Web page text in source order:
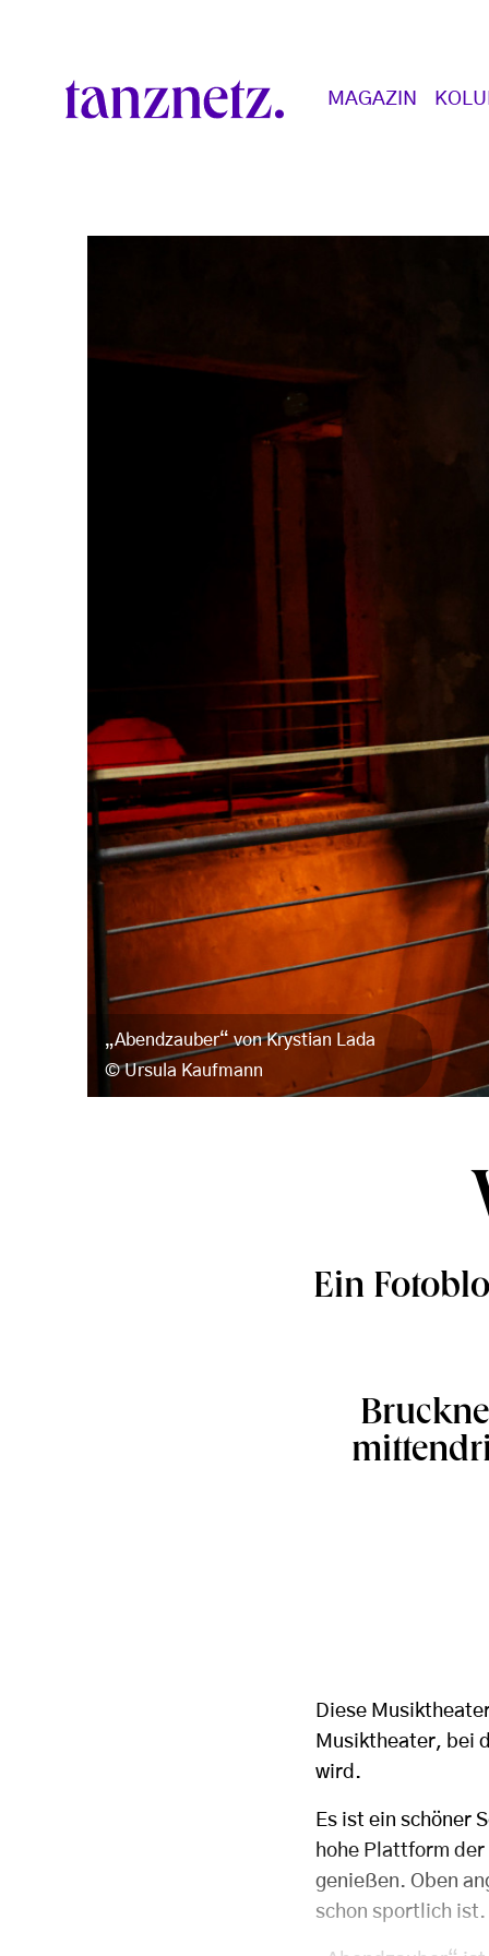
Main navigation
MAGAZIN
„Abendzauber“ von Krystian Lada
Ursula Kaufmann
Ein
Diese
Musiktheater, bei
wird.
Es ist ein schöner
hohe Plattform
genießen. Oben
schon sportlich ist.